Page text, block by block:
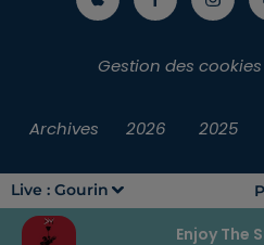
Live : Gourin
Enjoy The
Gestion des cookies
Archives 2026 2025